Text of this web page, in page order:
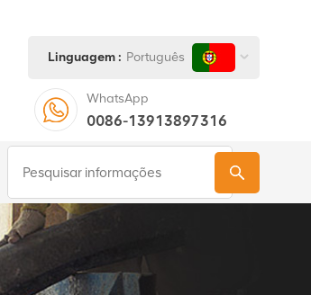
Linguagem : Português
WhatsApp
0086-13913897316